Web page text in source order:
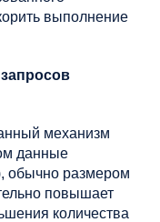
выполнение
механизм
данные
обычно размером
повышает
количества